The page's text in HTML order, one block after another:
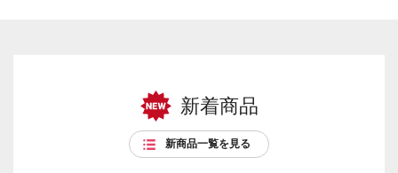
新着商品
新商品一覧を見る